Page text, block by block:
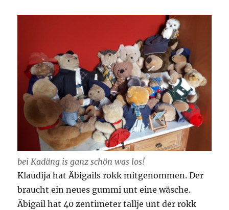
bei Kadäng is ganz schön was los!
Klaudija hat Äbigails rokk mitgenommen. Der
braucht ein neues gummi unt eine wäsche.
Äbigail hat 40 zentimeter tallje unt der rokk